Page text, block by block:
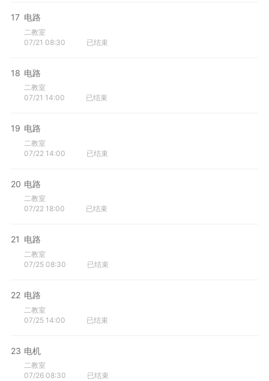
17 电路
二教室
07/21 08:30
已结束
18 电路
二教室
07/21 14:00
已结束
19 电路
二教室
07/22 14:00
已结束
20 电路
二教室
07/22 18:00
已结束
21 电路
二教室
07/25 08:30
已结束
22 电路
二教室
07/25 14:00
已结束
23 电机
二教室
07/26 08:30
已结束